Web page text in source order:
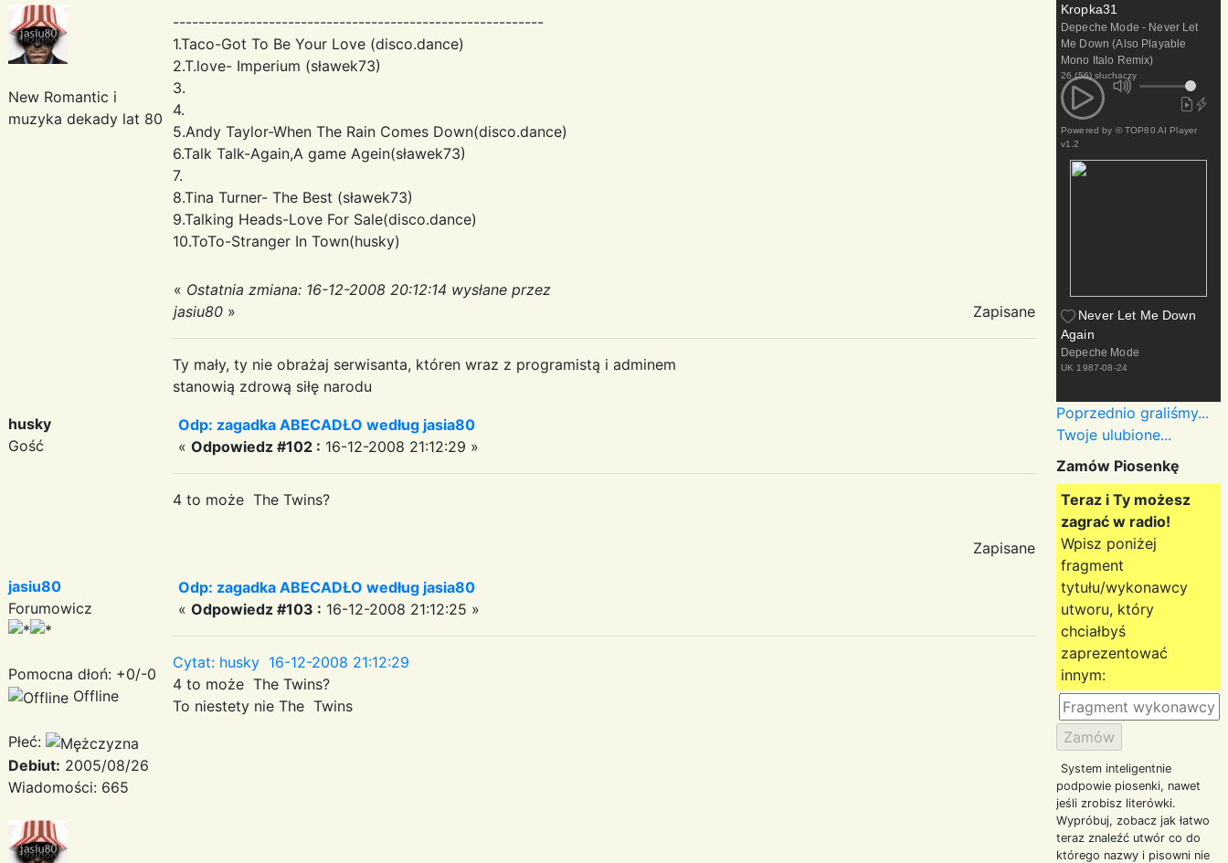
New Romantic i
muzyka dekady lat 80
----------------------------------------------------------
1.Taco-Got To Be Your Love (disco.dance)
2.T.love- Imperium (sławek73)
3.
4.
5.Andy Taylor-When The Rain Comes Down(disco.dance)
6.Talk Talk-Again,A game Agein(sławek73)
7.
8.Tina Turner- The Best (sławek73)
9.Talking Heads-Love For Sale(disco.dance)
10.ToTo-Stranger In Town(husky)
« Ostatnia zmiana: 16-12-2008 20:12:14 wysłane przez
jasiu80 » Zapisane
Ty mały, ty nie obrażaj serwisanta, któren wraz z programistą i adminem
stanowią zdrową siłę narodu
husky
Gość
Odp: zagadka ABECADŁO według jasia80
« Odpowiedz #102 : 16-12-2008 21:12:29 »
4 to może The Twins?
Zapisane
jasiu80
Forumowicz
Pomocna dłoń: +0/-0
Offline
Płeć:
Debiut: 2005/08/26
Wiadomości: 665
Odp: zagadka ABECADŁO według jasia80
« Odpowiedz #103 : 16-12-2008 21:12:25 »
Cytat: husky 16-12-2008 21:12:29
4 to może The Twins?
To niestety nie The Twins
Kropka31
Depeche Mode - Never Let
Me Down (Also Playable
Mono Italo Remix)
26 (56) słuchaczy
Powered by © TOP80 AI Player
v1.2
Never Let Me Down
Again
Depeche Mode
UK 1987-08-24
Poprzednio graliśmy...
Twoje ulubione...
Zamów Piosenkę
Teraz i Ty możesz
zagrać w radio!
Wpisz poniżej
fragment
tytułu/wykonawcy
utworu, który
chciałbyś
zaprezentować
innym:
System inteligentnie
podpowie piosenki, nawet
jeśli zrobisz literówki.
Wypróbuj, zobacz jak łatwo
teraz znaleźć utwór co do
którego nazwy i pisowni nie